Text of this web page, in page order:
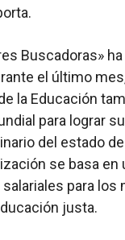
Buscadoras»
el último
la Educación
para lograr
del estado
se basa
para
justa.